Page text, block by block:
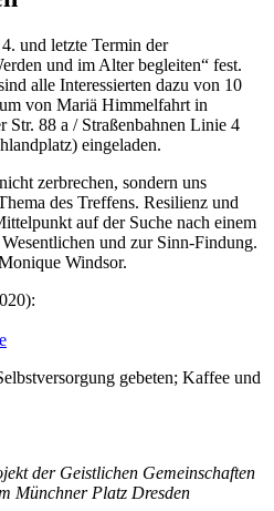
und letzte Termin der
und im Alter begleiten“ fest.
alle Interessierten dazu von 10
von Mariä Himmelfahrt in
Str. 88 a / Straßenbahnen Linie 4
eingeladen.
zerbrechen, sondern uns
des Treffens. Resilienz und
auf der Suche nach einem
und zur Sinn-Findung.
Windsor.
gebeten; Kaffee und
der Geistlichen Gemeinschaften
Münchner Platz Dresden